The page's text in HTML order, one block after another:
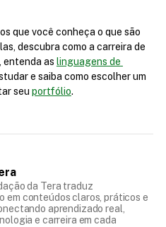
que você conheça o que são
entenda as linguagens de
e saiba como escolher um
seu portfólio.
da Tera traduz
em conteúdos claros, práticos e
aprendizado real,
e carreira em cada